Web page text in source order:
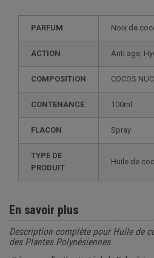
PARFUM Noix de
ACTION Anti age,
COMPOSITION COCOS
CONTENANCE 100ml
FLACON Spray
TYPE DE
PRODUIT
Huile de
En savoir plus
Description complète pour Huile de
des Plantes Polynésiennes